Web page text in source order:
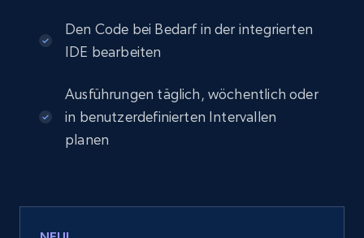
Den Code bei Bedarf in der integrierten
IDE bearbeiten
Ausführungen täglich, wöchentlich oder
in benutzerdefinierten Intervallen
planen